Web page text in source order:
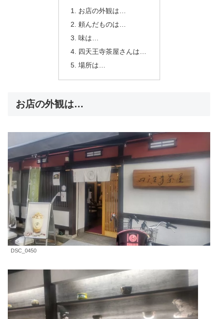
お店の外観は…
頼んだものは…
味は…
四天王寺茶屋さんは…
場所は…
お店の外観は…
DSC_0450